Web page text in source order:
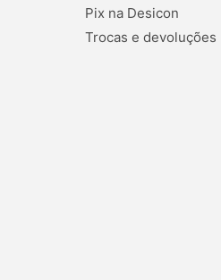
Pix na Desicon
Trocas e devoluções